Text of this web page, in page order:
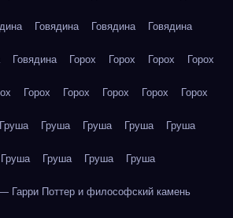
Говядина Говядина Говядина
Говядина Горох Горох Горох Горох
Горох Горох Горох Горох Горох
Груша Груша Груша Груша Груша
Груша Груша Груша Груша
Гарри Поттер и философский камень